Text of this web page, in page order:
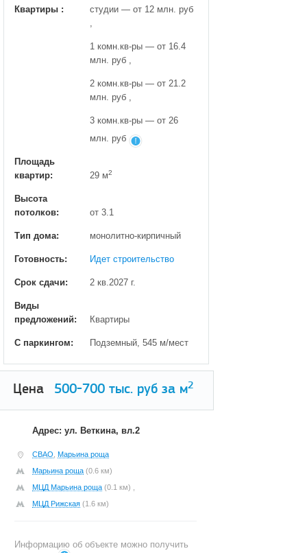
Квартиры :
студии — от 12 млн. руб
,
1 комн.кв-ры — от 16.4
млн. руб ,
2 комн.кв-ры — от 21.2
млн. руб ,
3 комн.кв-ры — от 26
млн. руб
Площадь
квартир:
29 м2
Высота
потолков:
от 3.1
Тип дома: монолитно-кирпичный
Готовность: Идет строительство
Срок сдачи: 2 кв.2027 г.
Виды
предложений:
Квартиры
С паркингом: Подземный, 545 м/мест
Цена 500-700 тыс. руб за м2
Адрес: ул. Веткина, вл.2
СВАО Марьина роща
Марьина роща (0.6 км)
МЦД Марьина роща (0.1 км) ,
МЦД Рижская (1.6 км)
Информацию об объекте можно получить